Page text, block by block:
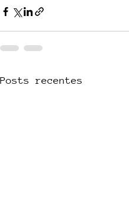
Posts recentes